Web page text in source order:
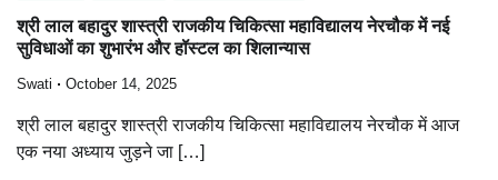
श्री लाल बहादुर शास्त्री राजकीय चिकित्सा महाविद्यालय नेरचौक में नई
सुविधाओं का शुभारंभ और हॉस्टल का शिलान्यास
Swati October 14, 2025
श्री लाल बहादुर शास्त्री राजकीय चिकित्सा महाविद्यालय नेरचौक में आज
एक नया अध्याय जुड़ने जा […]